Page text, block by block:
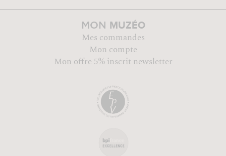
MON MUZÉO
Mes commandes
Mon compte
Mon offre 5% inscrit newsletter